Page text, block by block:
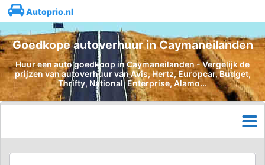
Autoprio.nl
Goedkope autoverhuur in Caymaneilanden
Huur een auto goedkoop in Caymaneilanden - Vergelijk de
prijzen van autoverhuur van Avis, Hertz, Europcar, Budget,
Thrifty, National, Enterprise, Alamo...